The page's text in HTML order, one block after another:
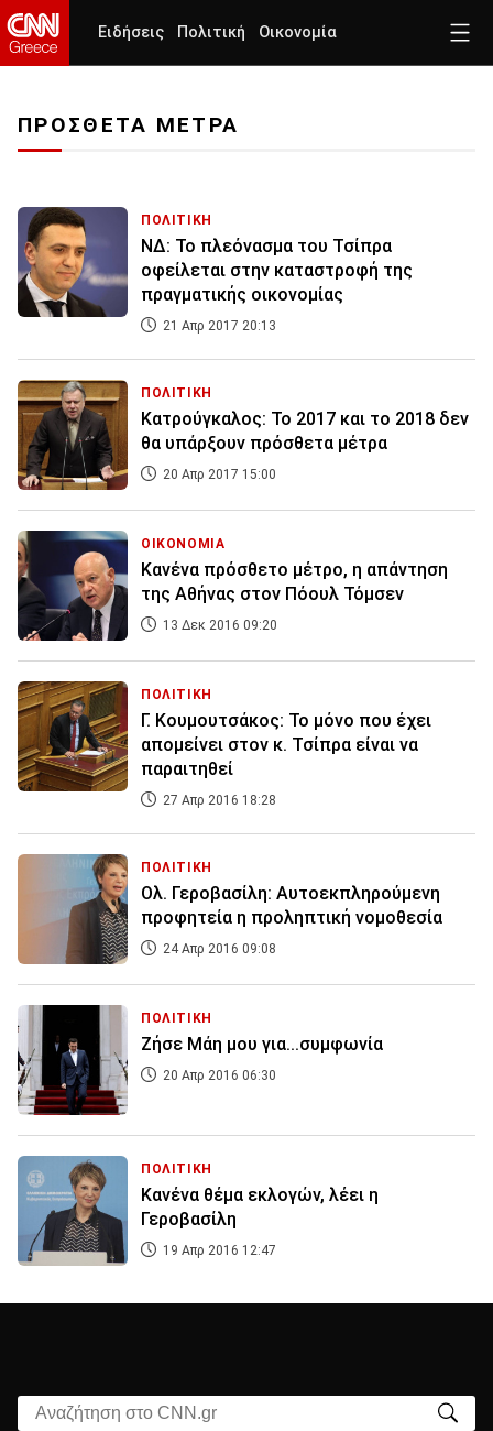
Ειδήσεις Πολιτική Οικονομία
ΠΡΟΣΘΕΤΑ ΜΕΤΡΑ
ΠΟΛΙΤΙΚΗ
ΝΔ: Το πλεόνασμα του Τσίπρα
οφείλεται στην καταστροφή της
πραγματικής οικονομίας
21 Απρ 2017 20:13
ΠΟΛΙΤΙΚΗ
Κατρούγκαλος: Το 2017 και το 2018 δεν
θα υπάρξουν πρόσθετα μέτρα
20 Απρ 2017 15:00
ΟΙΚΟΝΟΜΙΑ
Κανένα πρόσθετο μέτρο, η απάντηση
της Αθήνας στον Πόουλ Τόμσεν
13 Δεκ 2016 09:20
ΠΟΛΙΤΙΚΗ
Γ. Κουμουτσάκος: Το μόνο που έχει
απομείνει στον κ. Τσίπρα είναι να
παραιτηθεί
27 Απρ 2016 18:28
ΠΟΛΙΤΙΚΗ
Ολ. Γεροβασίλη: Αυτοεκπληρούμενη
προφητεία η προληπτική νομοθεσία
24 Απρ 2016 09:08
ΠΟΛΙΤΙΚΗ
Ζήσε Μάη μου για...συμφωνία
20 Απρ 2016 06:30
ΠΟΛΙΤΙΚΗ
Κανένα θέμα εκλογών, λέει η
Γεροβασίλη
19 Απρ 2016 12:47
Αναζήτηση στο CNN.gr